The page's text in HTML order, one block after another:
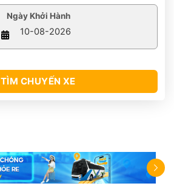
Ngày Khởi Hành
TÌM CHUYẾN XE